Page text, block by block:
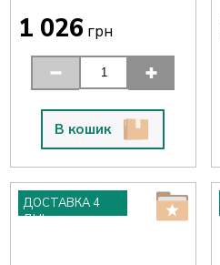
1 026 грн
В кошик
ДОСТАВКА 4
ДНІ